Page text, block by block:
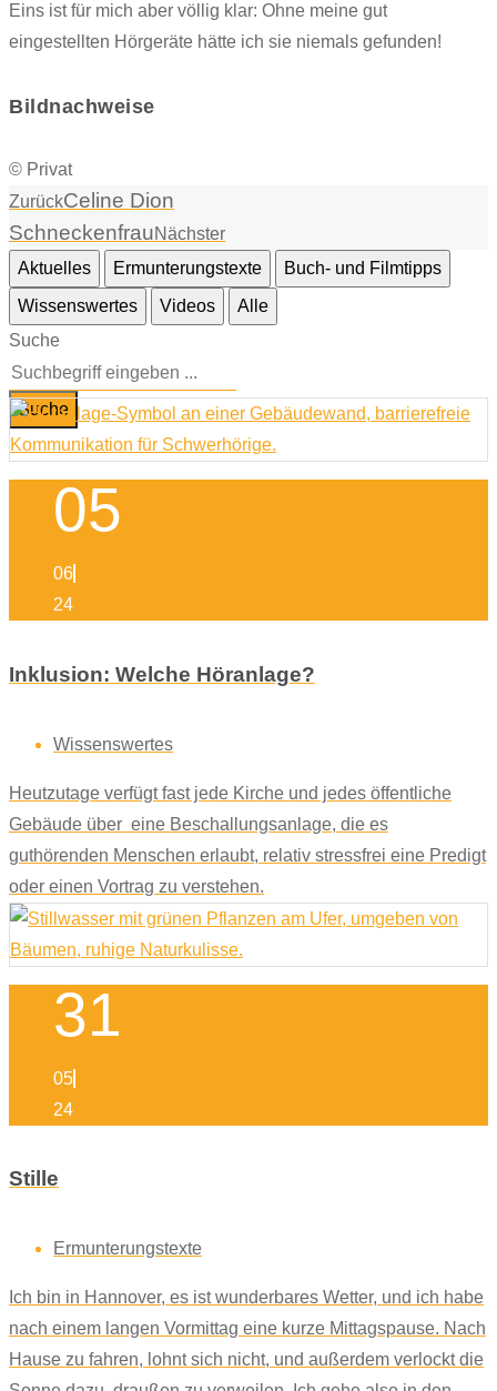
Eins ist für mich aber völlig klar: Ohne meine gut
eingestellten Hörgeräte hätte ich sie niemals gefunden!
Bildnachweise
© Privat
ZurückCeline Dion
SchneckenfrauNächster
Aktuelles
Ermunterungstexte
Buch- und Filmtipps
Wissenswertes
Videos
Alle
Suche
Suche
05
06
24
Inklusion: Welche Höranlage?
Wissenswertes
Heutzutage verfügt fast jede Kirche und jedes öffentliche
Gebäude über eine Beschallungsanlage, die es
guthörenden Menschen erlaubt, relativ stressfrei eine Predigt
oder einen Vortrag zu verstehen.
31
05
24
Stille
Ermunterungstexte
Ich bin in Hannover, es ist wunderbares Wetter, und ich habe
nach einem langen Vormittag eine kurze Mittagspause. Nach
Hause zu fahren, lohnt sich nicht, und außerdem verlockt die